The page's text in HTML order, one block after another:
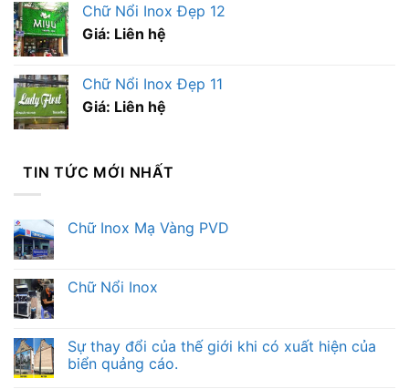
Chữ Nổi Inox Đẹp 12
Giá: Liên hệ
Chữ Nổi Inox Đẹp 11
Giá: Liên hệ
TIN TỨC MỚI NHẤT
Chữ Inox Mạ Vàng PVD
Chữ Nổi Inox
Sự thay đổi của thế giới khi có xuất hiện của
biển quảng cáo.